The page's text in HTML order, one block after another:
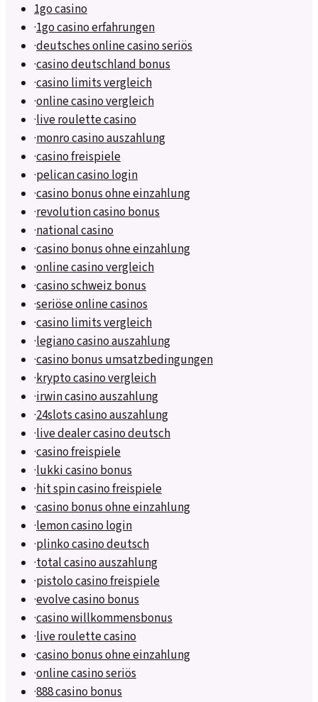
1go casino
·1go casino erfahrungen
·deutsches online casino seriös
·casino deutschland bonus
·casino limits vergleich
·online casino vergleich
·live roulette casino
·monro casino auszahlung
·casino freispiele
·pelican casino login
·casino bonus ohne einzahlung
·revolution casino bonus
·national casino
·casino bonus ohne einzahlung
·online casino vergleich
·casino schweiz bonus
·seriöse online casinos
·casino limits vergleich
·legiano casino auszahlung
·casino bonus umsatzbedingungen
·krypto casino vergleich
·irwin casino auszahlung
·24slots casino auszahlung
·live dealer casino deutsch
·casino freispiele
·lukki casino bonus
·hit spin casino freispiele
·casino bonus ohne einzahlung
·lemon casino login
·plinko casino deutsch
·total casino auszahlung
·pistolo casino freispiele
·evolve casino bonus
·casino willkommensbonus
·live roulette casino
·casino bonus ohne einzahlung
·online casino seriös
·888 casino bonus